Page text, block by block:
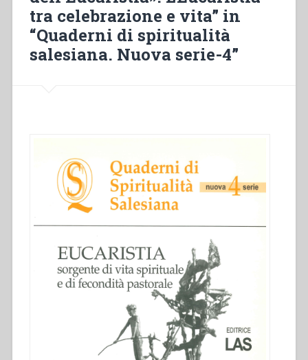
tra celebrazione e vita” in
“Quaderni di spiritualità
salesiana. Nuova serie-4”